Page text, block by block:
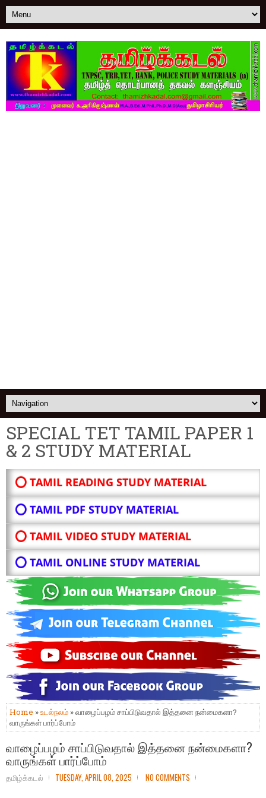
SPECIAL TET TAMIL PAPER 1
& 2 STUDY MATERIAL
⭕ TAMIL READING STUDY MATERIAL
⭕ TAMIL PDF STUDY MATERIAL
⭕ TAMIL VIDEO STUDY MATERIAL
⭕ TAMIL ONLINE STUDY MATERIAL
Home »உடல்நலம் » வாழைப்பழம் சாப்பிடுவதால் இத்தனை நன்மைகளா?
வாருங்கள் பார்ப்போம்
வாழைப்பழம் சாப்பிடுவதால் இத்தனை நன்மைகளா?
வாருங்கள் பார்ப்போம்
தமிழ்க்கடல் TUESDAY, APRIL 08, 2025 NO COMMENTS